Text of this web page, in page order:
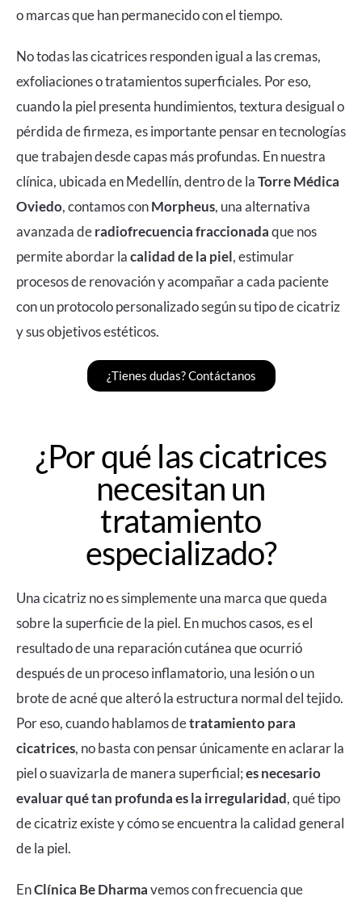
o marcas que han permanecido con el tiempo.
No todas las cicatrices responden igual a las cremas,
exfoliaciones o tratamientos superficiales. Por eso,
cuando la piel presenta hundimientos, textura desigual o
pérdida de firmeza, es importante pensar en tecnologías
que trabajen desde capas más profundas. En nuestra
clínica, ubicada en Medellín, dentro de laTorre Médica
Oviedo, contamos conMorpheus, una alternativa
avanzada deradiofrecuencia fraccionadaque nos
permite abordar lacalidad de la piel, estimular
procesos de renovación y acompañar a cada paciente
con un protocolo personalizado según su tipo de cicatriz
y sus objetivos estéticos.
¿Tienes dudas? Contáctanos
¿Por qué las cicatrices
necesitan un
tratamiento
especializado?
Una cicatriz no es simplemente una marca que queda
sobre la superficie de la piel. En muchos casos, es el
resultado de una reparación cutánea que ocurrió
después de un proceso inflamatorio, una lesión o un
brote de acné que alteró la estructura normal del tejido.
Por eso, cuando hablamos detratamiento para
cicatrices, no basta con pensar únicamente en aclarar la
piel o suavizarla de manera superficial;es necesario
evaluar qué tan profunda es la irregularidad, qué tipo
de cicatriz existe y cómo se encuentra la calidad general
de la piel.
EnClínica Be Dharmavemos con frecuencia que